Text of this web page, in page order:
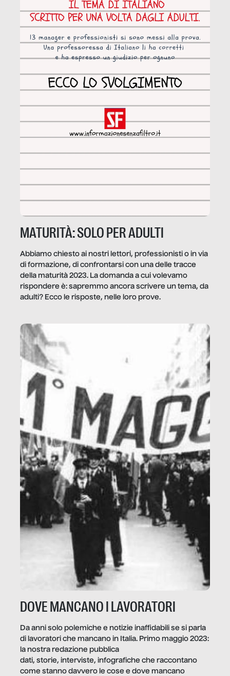
MATURITÀ: SOLO PER ADULTI
Abbiamo chiesto ai nostri lettori, professionisti o in via
di formazione, di confrontarsi con una delle tracce
della maturità 2023. La domanda a cui volevamo
rispondere è: sapremmo ancora scrivere un tema, da
adulti? Ecco le risposte, nelle loro prove.
DOVE MANCANO I LAVORATORI
Da anni solo polemiche e notizie inaffidabili se si parla
di lavoratori che mancano in Italia. Primo maggio 2023:
la nostra redazione pubblica
dati, storie, interviste, infografiche che raccontano
come stanno davvero le cose e dove mancano